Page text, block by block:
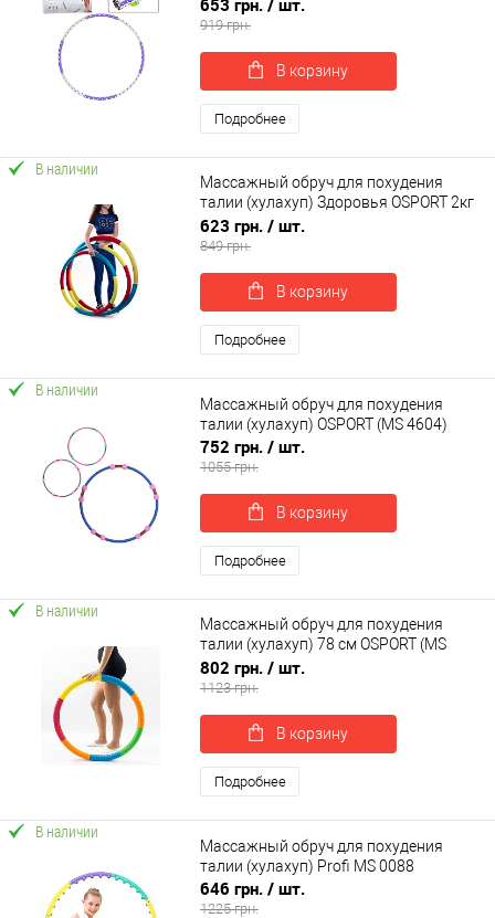
653 грн. / шт.
919 грн.
В корзину
Подробнее
В наличии
Массажный обруч для похудения
талии (хулахуп) Здоровья OSPORT 2кг
(OF-0126)
623 грн. / шт.
849 грн.
В корзину
Подробнее
В наличии
Массажный обруч для похудения
талии (хулахуп) OSPORT (MS 4604)
752 грн. / шт.
1055 грн.
В корзину
Подробнее
В наличии
Массажный обруч для похудения
талии (хулахуп) 78 см OSPORT (MS
4662)
802 грн. / шт.
1123 грн.
В корзину
Подробнее
В наличии
Массажный обруч для похудения
талии (хулахуп) Profi MS 0088
646 грн. / шт.
1225 грн.